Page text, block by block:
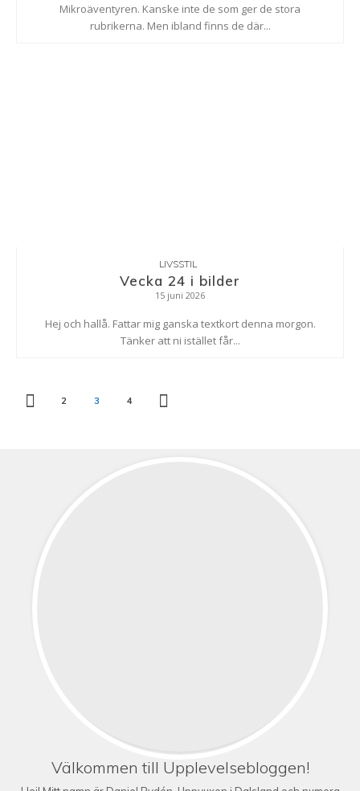
Mikroäventyren. Kanske inte de som ger de stora
rubrikerna. Men ibland finns de där...
LIVSSTIL
Vecka 24 i bilder
15 juni 2026
Hej och hallå. Fattar mig ganska textkort denna morgon.
Tänker att ni istället får...
2 3 4
Välkommen till Upplevelsebloggen!